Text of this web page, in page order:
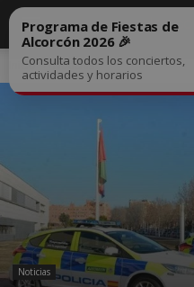
Inicio Noticias
Noticias
Programa de Fiestas de
Alcorcón 2026 🎉
Consulta todos los conciertos,
actividades y horarios